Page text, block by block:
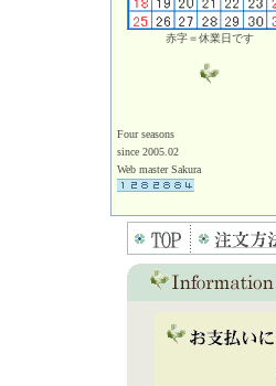
赤字＝休業日です
Four seasons
since 2005.02
Web master Sakura